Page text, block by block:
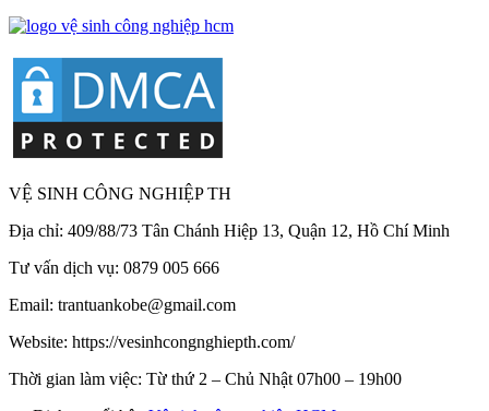
VỆ SINH CÔNG NGHIỆP TH
Địa chỉ: 409/88/73 Tân Chánh Hiệp 13, Quận 12, Hồ Chí Minh
Tư vấn dịch vụ: 0879 005 666
Email: trantuankobe@gmail.com
Website: https://vesinhcongnghiepth.com/
Thời gian làm việc: Từ thứ 2 – Chủ Nhật 07h00 – 19h00